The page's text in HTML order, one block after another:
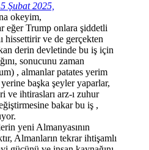
Şubat 2025,
okeyim,
eğer Trump onlara şiddetli
hissettirir ve de gerçekten
derin devletinde bu iş için
sonucunu zaman
, almanlar patates yerim
başka şeyler yaparlar,
ve ihtirasları arz-ı zuhur
bakar bu iş ,
yeni Almanyasının
Almanların tekrar ihtişamlı